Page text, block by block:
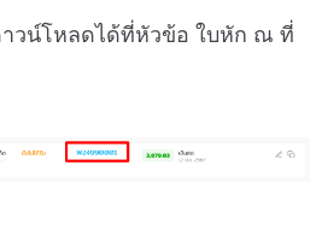
วน์โหลดได้ที่หัวข้อ ใบหัก ณ ที่